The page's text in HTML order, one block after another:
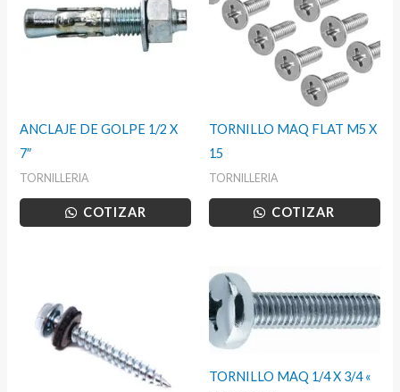
ANCLAJE DE GOLPE 1/2 X
7″
TORNILLERIA
COTIZAR
TORNILLO MAQ FLAT M5 X
15
TORNILLERIA
COTIZAR
TORNILLO MAQ 1/4 X 3/4 «